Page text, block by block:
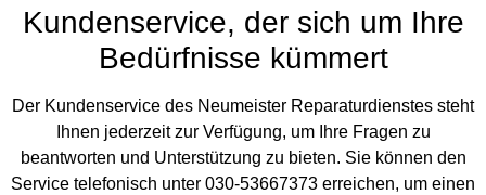
Kundenservice, der sich um Ihre
Bedürfnisse kümmert
Der Kundenservice des Neumeister Reparaturdienstes steht
Ihnen jederzeit zur Verfügung, um Ihre Fragen zu
beantworten und Unterstützung zu bieten. Sie können den
Service telefonisch unter 030-53667373 erreichen, um einen